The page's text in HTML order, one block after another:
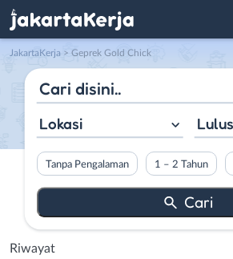
JakartaKerja > Geprek Gold Chick
Lokasi
Tanpa Pengalaman 1 – 2 Tahun
Riwayat